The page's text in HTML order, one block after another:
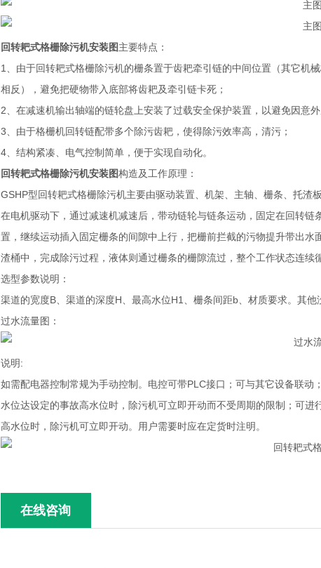
回转耙式格栅除污机安装图主要特点：
1、由于回转耙式格栅除污机的栅条置于齿耙牵引链的中间位置（其它机
相反），避免把硬物带入底部将齿耙及牵引链卡死；
2、在减速机输出轴端的链轮盘上安装了过载安全保护装置，以避免因意
3、由于格栅机回转链配带多个除污齿耙，使得除污效率高，清污；
4、结构紧凑、电气控制简单，便于实现自动化。
回转耙式格栅除污机安装图构造及工作原理：
GSHP型回转耙式格栅除污机主要由驱动装置、机架、主轴、栅条、托渣
在电机驱动下，通过减速机减速后，带动链轮与链条运动，固定在回转
置，继续运动插入固定栅条的间隙中上行，把栅前拦截的污物提升带出
渣桶中，完成除污过程，液体则通过栅条的栅隙流过，整个工作状态连续
选型参数说明：
渠道的宽度B、渠道的深度H、最高水位H1、栅条间距b、材质要求。其他
过水流量图：
说明:
如需配电器控制常规为手动控制。电控可带PLC接口；可与其它设备联
水位达设定的事故高水位时，除污机可立即开动而不受周期的限制；可
高水位时，除污机可立即开动。用户需要时应在定货时注明。
在线咨询